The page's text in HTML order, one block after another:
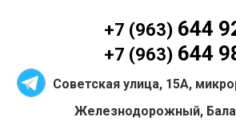
+7 (963) 644
+7 (963) 644
Советская улица, 15А,
Железнодорожный,